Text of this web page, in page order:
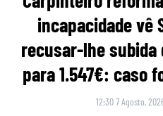
incapacidade vê
recusar-lhe subida
para 1.547€: caso
12:30 7 Agosto,